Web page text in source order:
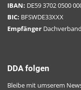
IBAN: DE59 3702 0500
BIC: BFSWDE33XXX
Empfänger
DDA folgen
Bleibe mit umserem